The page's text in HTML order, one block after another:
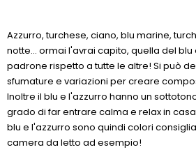
Azzurro, turchese, ciano, blu marine,
notte… ormai l'avrai capito, quella del
padrone rispetto a tutte le altre! Si può
sfumature e variazioni per creare
Inoltre il blu e l'azzurro hanno un
grado di far entrare calma e relax in
blu e l'azzurro sono quindi colori
camera da letto ad esempio!